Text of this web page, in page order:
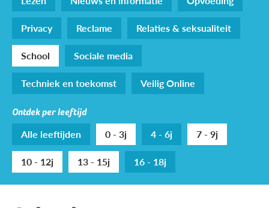
Privacy
Reclame
Relaties & seksualiteit
School
Sociale media
Techniek en toekomst
Veilig Online
Ontdek per leeftijd
Alle leeftijden 0 - 3j 4 - 6j
7 - 9j
10 - 12j
13 - 15j 16 - 18j